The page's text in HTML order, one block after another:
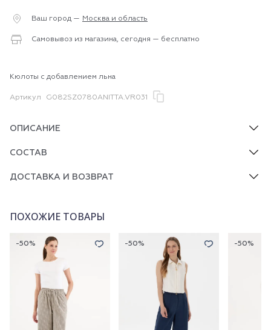
Ваш город — Москва и область
Самовывоз из магазина, сегодня — бесплатно
Кюлоты с добавлением льна
Артикул G082SZ0780ANITTA.VR031
ОПИСАНИЕ
СОСТАВ
ДОСТАВКА И ВОЗВРАТ
ПОХОЖИЕ ТОВАРЫ
-50% -50% -50%